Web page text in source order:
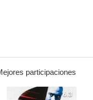
participaciones
6.3